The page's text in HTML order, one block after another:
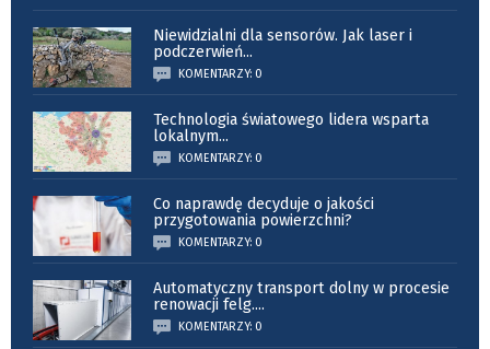
Niewidzialni dla sensorów. Jak laser i
podczerwień...
KOMENTARZY: 0
Technologia światowego lidera wsparta
lokalnym...
KOMENTARZY: 0
Co naprawdę decyduje o jakości
przygotowania powierzchni?
KOMENTARZY: 0
Automatyczny transport dolny w procesie
renowacji felg....
KOMENTARZY: 0